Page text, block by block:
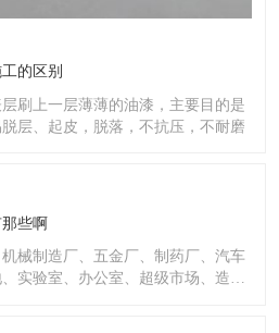
的区别
刷上一层薄薄的油漆，主要目的是
层、起皮，脱落，不抗压，不耐磨
些啊
械制造厂、五金厂、制药厂、汽车
实验室、办公室、超级市场、造纸